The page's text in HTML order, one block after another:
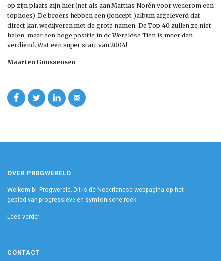
op zijn plaats zijn hier (net als aan Mattias Norén voor wederom een
tophoes). De broers hebben een (concept-)album afgeleverd dat
direct kan wedijveren met de grote namen. De Top 40 zullen ze niet
halen, maar een hoge positie in de Wereldse Tien is meer dan
verdiend. Wat een super start van 2004!
Maarten Goossensen
OVER PROGWERELD
Welkom bij Progwereld. Dit is dé Nederlandse webpagina op het
gebied van progressieve en symfonische rock.
Lees verder
CONTACT